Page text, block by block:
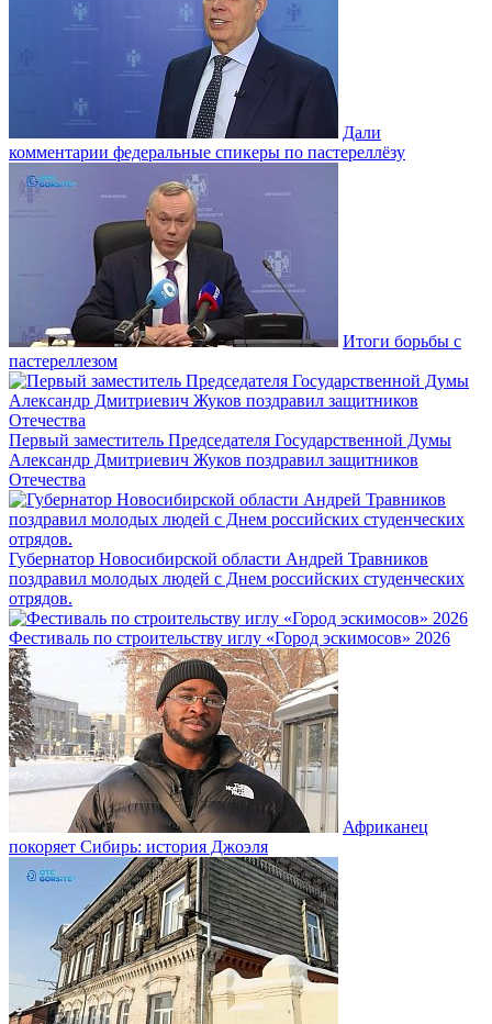
Дали
комментарии федеральные спикеры по пастереллёзу
Итоги борьбы с
пастереллезом
Первый заместитель Председателя Государственной Думы
Александр Дмитриевич Жуков поздравил защитников
Отечества
Губернатор Новосибирской области Андрей Травников
поздравил молодых людей с Днем российских студенческих
отрядов.
Фестиваль по строительству иглу «Город эскимосов» 2026
Африканец
покоряет Сибирь: история Джоэля